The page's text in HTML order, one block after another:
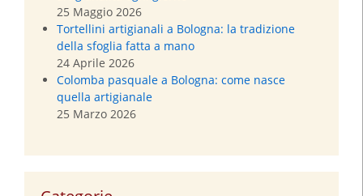
25 Maggio 2026
Tortellini artigianali a Bologna: la tradizione
della sfoglia fatta a mano
24 Aprile 2026
Colomba pasquale a Bologna: come nasce
quella artigianale
25 Marzo 2026